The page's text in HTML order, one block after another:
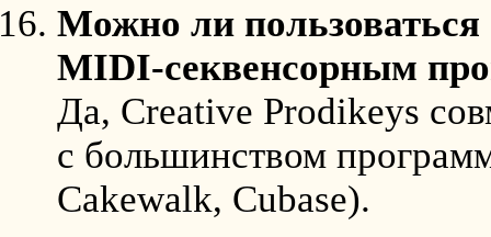
Можно ли
MIDI-секвенсорным
Да, Creative Prodikeys
с большинством
Cakewalk, Cubase).